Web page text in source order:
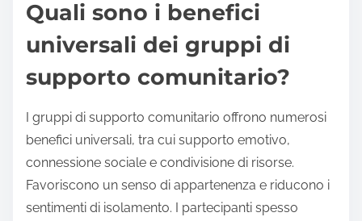
Quali sono i benefici
universali dei gruppi di
supporto comunitario?
I gruppi di supporto comunitario offrono numerosi
benefici universali, tra cui supporto emotivo,
connessione sociale e condivisione di risorse.
Favoriscono un senso di appartenenza e riducono i
sentimenti di isolamento. I partecipanti spesso